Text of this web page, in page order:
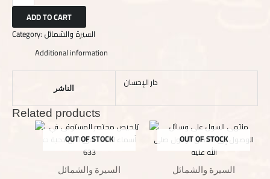
ADD TO CART
Category: السيرة والشمائل
Additional information
الناشر دار الإحسان
Related products
OUT OF STOCK
السيرة والشمائل
OUT OF STOCK
السيرة والشمائل